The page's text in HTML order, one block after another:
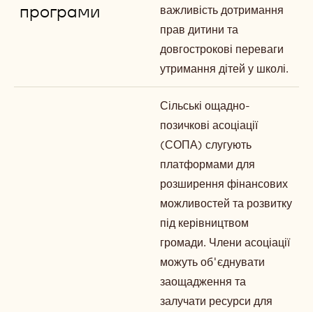
програми
важливість дотримання
прав дитини та
довгострокові переваги
утримання дітей у школі.
Сільські ощадно-
позичкові асоціації
(СОПА) слугують
платформами для
розширення фінансових
можливостей та розвитку
під керівництвом
громади. Члени асоціації
можуть об'єднувати
заощадження та
залучати ресурси для